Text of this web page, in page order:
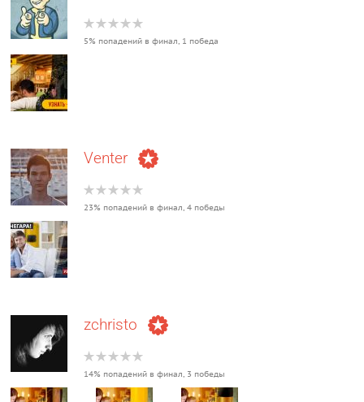
5% попадений в финал, 1 победа
Venter
23% попадений в финал, 4 победы
zchristo
14% попадений в финал, 3 победы